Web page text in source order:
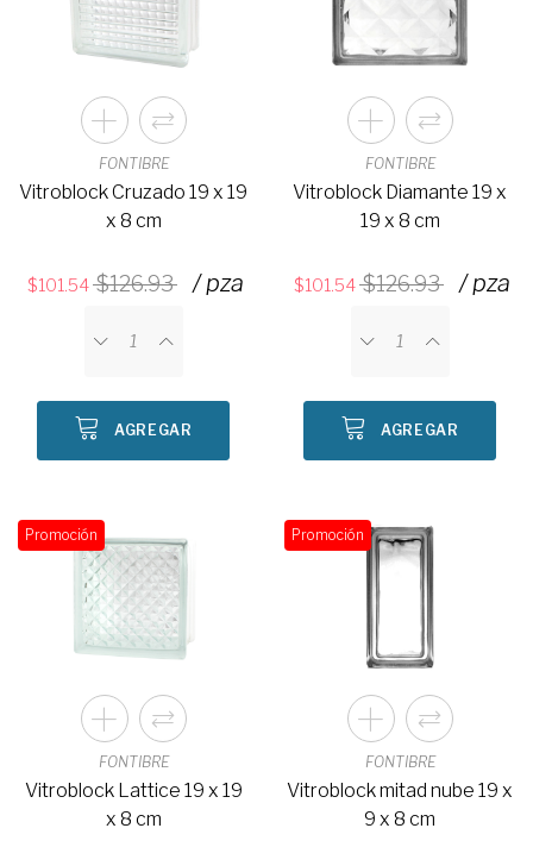
FONTIBRE
Vitroblock Cruzado 19 x 19
x 8 cm
101.54 126.93 / pza
AGREGAR
FONTIBRE
Vitroblock Diamante 19 x
19 x 8 cm
101.54 126.93 / pza
AGREGAR
Promoción
FONTIBRE
Vitroblock Lattice 19 x 19
x 8 cm
Promoción
FONTIBRE
Vitroblock mitad nube 19 x
9 x 8 cm